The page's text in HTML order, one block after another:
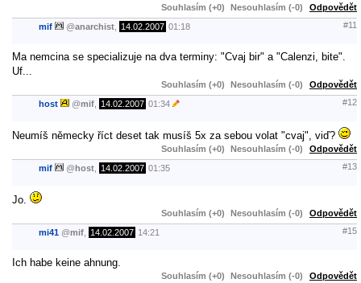
Souhlasím (+0) Nesouhlasím (-0) Odpovědět
mif @anarchist 14.02.2007 01:18 #11
Ma nemcina se specializuje na dva terminy: "Cvaj bir" a "Calenzi, bite".
Uf...
Souhlasím (+0) Nesouhlasím (-0) Odpovědět
host @mif 14.02.2007 01:34 #12
Neumíš německy říct deset tak musíš 5x za sebou volat "cvaj", viď?
Souhlasím (+0) Nesouhlasím (-0) Odpovědět
mif @host 14.02.2007 01:35 #13
Jo.
Souhlasím (+0) Nesouhlasím (-0) Odpovědět
mi41 @mif 14.02.2007 14:21 #15
Ich habe keine ahnung.
Souhlasím (+0) Nesouhlasím (-0) Odpovědět